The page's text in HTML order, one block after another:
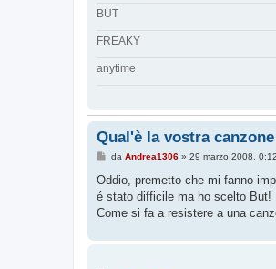
BUT
FREAKY
anytime
Qual'è la vostra
M
s
a
g
o
da Andrea1306» 29 marzo 2008, 0:12
Oddio, premetto che mi fanno
é stato difficile ma ho scelto But!
Come si fa a resistere a una